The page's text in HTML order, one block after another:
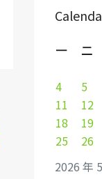
2026 年
一 二
4
5
11
12
18
19
25
26